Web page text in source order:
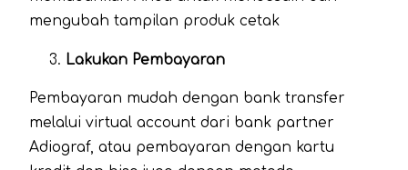
mengubah tampilan produk cetak
Lakukan Pembayaran
Pembayaran mudah dengan bank transfer
melalui virtual account dari bank partner
Adiograf, atau pembayaran dengan kartu